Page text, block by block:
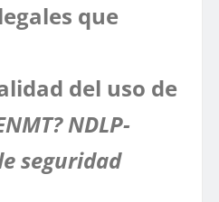
que
del uso de
NDLP-
seguridad